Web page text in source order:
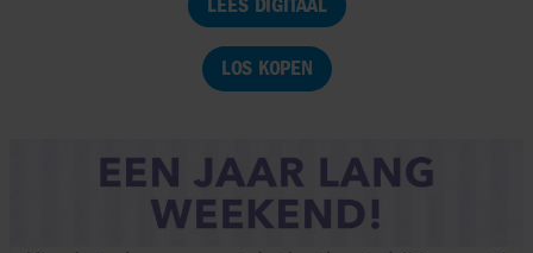
LEES DIGITAAL
LOS KOPEN